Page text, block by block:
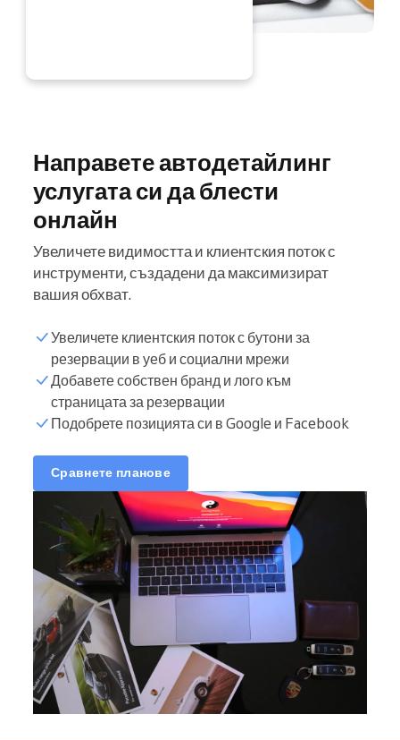
Направете автодетайлинг
услугата си да блести
онлайн
Увеличете видимостта и клиентския поток с
инструменти, създадени да максимизират
вашия обхват.
Увеличете клиентския поток с бутони за
резервации в уеб и социални мрежи
Добавете собствен бранд и лого към
страницата за резервации
Подобрете позицията си в Google и Facebook
Сравнете планове